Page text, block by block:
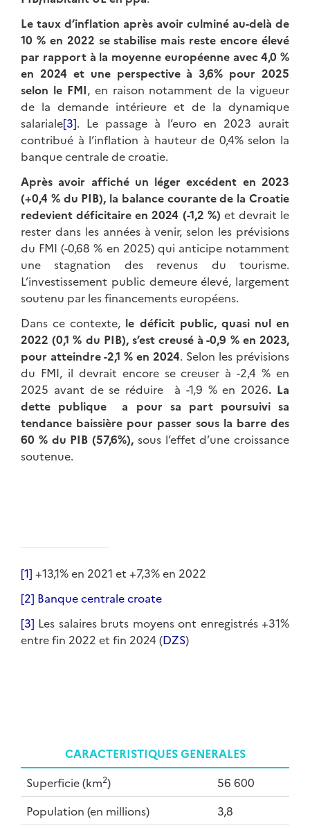
Le taux d’inflation après avoir culminé au-delà de
10 % en 2022 se stabilise mais reste encore élevé
par rapport à la moyenne européenne avec 4,0 %
en 2024 et une perspective à 3,6% pour 2025
selon le FMI, en raison notamment de la vigueur
de la demande intérieure et de la dynamique
salariale[3]. Le passage à l’euro en 2023 aurait
contribué à l’inflation à hauteur de 0,4% selon la
banque centrale de croatie.
Après avoir affiché un léger excédent en 2023
(+0,4 % du PIB), la balance courante de la Croatie
redevient déficitaire en 2024 (-1,2 %) et devrait le
rester dans les années à venir, selon les prévisions
du FMI (-0,68 % en 2025) qui anticipe notamment
une stagnation des revenus du tourisme.
L’investissement public demeure élevé, largement
soutenu par les financements européens.
Dans ce contexte, le déficit public, quasi nul en
2022 (0,1 % du PIB), s’est creusé à -0,9 % en 2023,
pour atteindre -2,1 % en 2024. Selon les prévisions
du FMI, il devrait encore se creuser à -2,4 % en
2025 avant de se réduire à -1,9 % en 2026. La
dette publique a pour sa part poursuivi sa
tendance baissière pour passer sous la barre des
60 % du PIB (57,6%), sous l’effet d’une croissance
soutenue.
[1] +13,1% en 2021 et +7,3% en 2022
[2] Banque centrale croate
[3] Les salaires bruts moyens ont enregistrés +31%
entre fin 2022 et fin 2024 (DZS)
CARACTERISTIQUES GENERALES
Superficie (km2)
56 600
Population (en millions)
3,8